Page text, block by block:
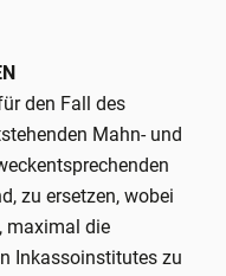
den Fall des
Mahn- und
zu ersetzen, wobei
maximal die
Inkassoinstitutes zu